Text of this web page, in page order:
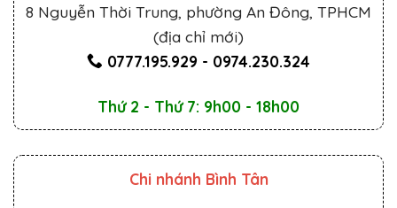
8 Nguyễn Thời Trung, phường An Đông, TPHCM
(địa chỉ mới)
0777.195.929 - 0974.230.324
Thứ 2 - Thứ 7: 9h00 - 18h00
Chi nhánh Bình Tân